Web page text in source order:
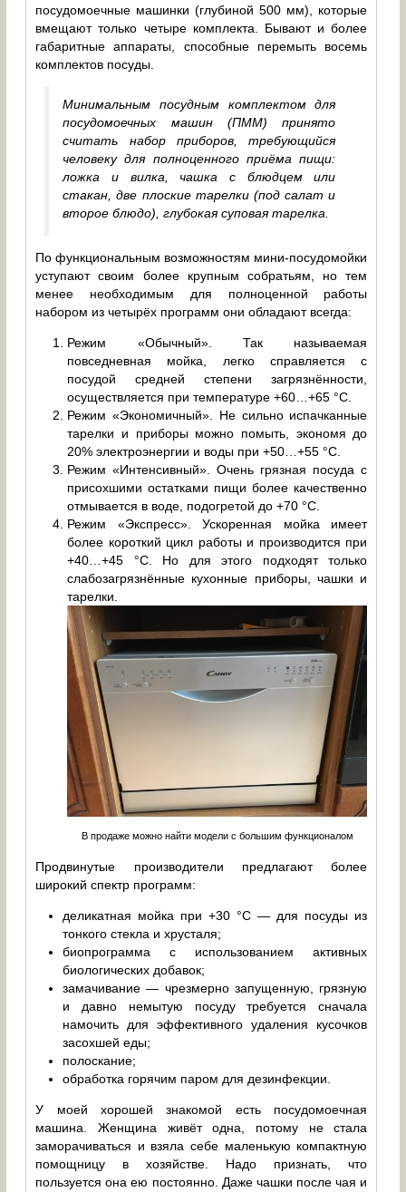
посудомоечные машинки (глубиной 500 мм), которые
вмещают только четыре комплекта. Бывают и более
габаритные аппараты, способные перемыть восемь
комплектов посуды.
Минимальным посудным комплектом для
посудомоечных машин (ПММ) принято
считать набор приборов, требующийся
человеку для полноценного приёма пищи:
ложка и вилка, чашка с блюдцем или
стакан, две плоские тарелки (под салат и
второе блюдо), глубокая суповая тарелка.
По функциональным возможностям мини-посудомойки
уступают своим более крупным собратьям, но тем
менее необходимым для полноценной работы
набором из четырёх программ они обладают всегда:
Режим «Обычный». Так называемая
повседневная мойка, легко справляется с
посудой средней степени загрязнённости,
осуществляется при температуре +60…+65 °C.
Режим «Экономичный». Не сильно испачканные
тарелки и приборы можно помыть, экономя до
20% электроэнергии и воды при +50…+55 °C.
Режим «Интенсивный». Очень грязная посуда с
присохшими остатками пищи более качественно
отмывается в воде, подогретой до +70 °C.
Режим «Экспресс». Ускоренная мойка имеет
более короткий цикл работы и производится при
+40…+45 °C. Но для этого подходят только
слабозагрязнённые кухонные приборы, чашки и
тарелки.
В продаже можно найти модели с большим функционалом
Продвинутые производители предлагают более
широкий спектр программ:
деликатная мойка при +30 °C — для посуды из
тонкого стекла и хрусталя;
биопрограмма с использованием активных
биологических добавок;
замачивание — чрезмерно запущенную, грязную
и давно немытую посуду требуется сначала
намочить для эффективного удаления кусочков
засохшей еды;
полоскание;
обработка горячим паром для дезинфекции.
У моей хорошей знакомой есть посудомоечная
машина. Женщина живёт одна, потому не стала
заморачиваться и взяла себе маленькую компактную
помощницу в хозяйстве. Надо признать, что
пользуется она ею постоянно. Даже чашки после чая и